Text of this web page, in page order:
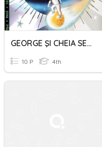
GEORGE ŞI CHEIA SECRETĂ A UNIVERSULUI
10 P 4th